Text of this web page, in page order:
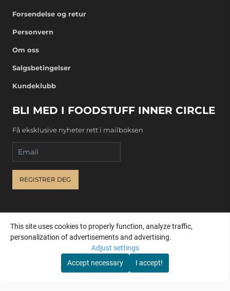
Forsendelse og retur
Personvern
Om oss
Salgsbetingelser
Kundeklubb
BLI MED I FOODSTUFF INNER CIRCLE
Få eksklusive nyheter rett i mailboksen
REGISTRER DEG
This site uses cookies to properly function, analyze traffic,
personalization of advertisements and advertising.
Adjust settings
Accept necessary
I accept!